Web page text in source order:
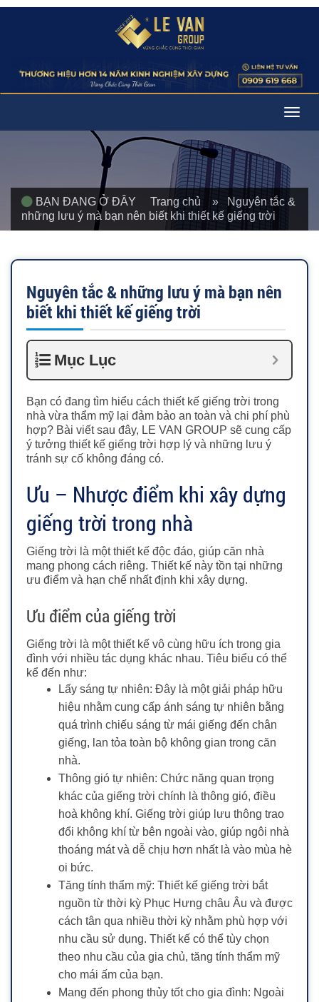
BẠN ĐANG Ở ĐÂY Trang chủ » Nguyên tắc &
những lưu ý mà bạn nên biết khi thiết kế giếng trời
Nguyên tắc & những lưu ý mà bạn nên
biết khi thiết kế giếng trời
Mục Lục
Bạn có đang tìm hiểu cách thiết kế giếng trời trong
nhà vừa thẩm mỹ lại đảm bảo an toàn và chi phí phù
hợp? Bài viết sau đây, LE VAN GROUP sẽ cung cấp
ý tưởng thiết kế giếng trời hợp lý và những lưu ý
tránh sự cố không đáng có.
Ưu – Nhược điểm khi xây dựng
giếng trời trong nhà
Giếng trời là một thiết kế độc đáo, giúp căn nhà
mang phong cách riêng. Thiết kế này tồn tại những
ưu điểm và hạn chế nhất định khi xây dựng.
Ưu điểm của giếng trời
Giếng trời là một thiết kế vô cùng hữu ích trong gia
đình với nhiều tác dụng khác nhau. Tiêu biểu có thể
kể đến như:
Lấy sáng tự nhiên: Đây là một giải pháp hữu
hiệu nhằm cung cấp ánh sáng tự nhiên bằng
quá trình chiếu sáng từ mái giếng đến chân
giếng, lan tỏa toàn bộ không gian trong căn
nhà.
Thông gió tự nhiên: Chức năng quan trọng
khác của giếng trời chính là thông gió, điều
hoà không khí. Giếng trời giúp lưu thông trao
đổi không khí từ bên ngoài vào, giúp ngôi nhà
thoáng mát và dễ chịu hơn nhất là vào mùa hè
oi bức.
Tăng tính thẩm mỹ: Thiết kế giếng trời bắt
nguồn từ thời kỳ Phục Hưng châu Âu và được
cách tân qua nhiều thời kỳ nhằm phù hợp với
nhu cầu sử dụng. Thiết kế có thể tùy chọn
theo nhu cầu của gia chủ, tăng tính thẩm mỹ
cho mái ấm của bạn.
Mang đến phong thủy tốt cho gia đình: Ngoài